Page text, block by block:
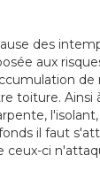
des
aux
de
toiture. Ainsi
il faut
ceux-ci